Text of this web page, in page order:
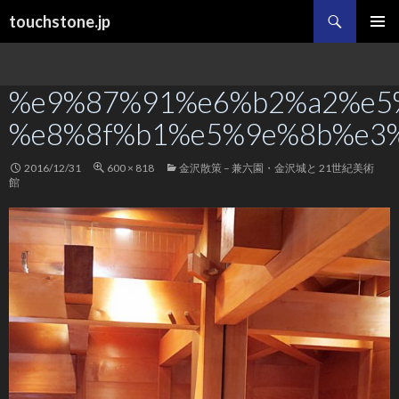
touchstone.jp
索
ン
ツ
へ
ス
キ
ッ
プ
2016/12/31 600 × 818
金沢散策 – 兼六園・金沢城と 21世紀美術
館